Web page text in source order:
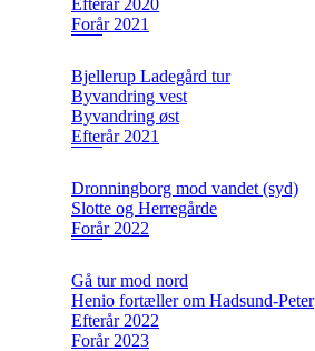
Efterår 2020
Forår 2021
Bjellerup Ladegård tur
Byvandring vest
Byvandring øst
Efterår 2021
Dronningborg mod vandet (syd)
Slotte og Herregårde
Forår 2022
Gå tur mod nord
Henio fortæller om Hadsund-Peter
Efterår 2022
Forår 2023